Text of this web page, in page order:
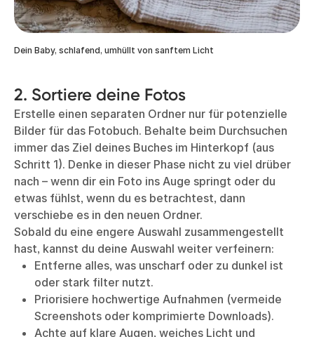
Dein Baby, schlafend, umhüllt von sanftem Licht
2. Sortiere deine Fotos
Erstelle einen separaten Ordner nur für potenzielle
Bilder für das Fotobuch. Behalte beim Durchsuchen
immer das Ziel deines Buches im Hinterkopf (aus
Schritt 1). Denke in dieser Phase nicht zu viel drüber
nach – wenn dir ein Foto ins Auge springt oder du
etwas fühlst, wenn du es betrachtest, dann
verschiebe es in den neuen Ordner.
Sobald du eine engere Auswahl zusammengestellt
hast, kannst du deine Auswahl weiter verfeinern:
Entferne alles, was unscharf oder zu dunkel ist
oder stark filter nutzt.
Priorisiere hochwertige Aufnahmen (vermeide
Screenshots oder komprimierte Downloads).
Achte auf klare Augen, weiches Licht und